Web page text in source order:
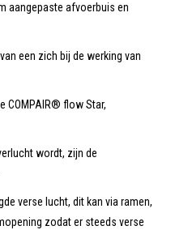
aangepaste afvoerbuis en
een zich bij de werking van
COMPAIR® flow Star,
wordt, zijn de
verse lucht, dit kan via ramen,
zodat er steeds verse